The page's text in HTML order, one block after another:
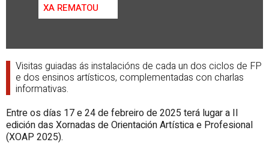
XA REMATOU
Visitas guiadas ás instalacións de cada un dos ciclos de FP
e dos ensinos artísticos, complementadas con charlas
informativas.
Entre os días 17 e 24 de febreiro de 2025 terá lugar a II
edición das Xornadas de Orientación Artística e Profesional
(XOAP 2025).